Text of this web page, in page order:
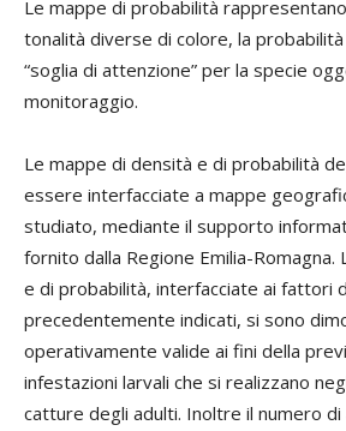
Le mappe di probabilità
tonalità diverse di colore, la
“soglia di attenzione” per la specie
monitoraggio.
Le mappe di densità e di probabilità
essere interfacciate a mappe
studiato, mediante il supporto
fornito dalla Regione Emilia-Romagna.
e di probabilità, interfacciate ai fattori
precedentemente indicati, si sono
operativamente valide ai fini della
infestazioni larvali che si realizzano
catture degli adulti. Inoltre il numero